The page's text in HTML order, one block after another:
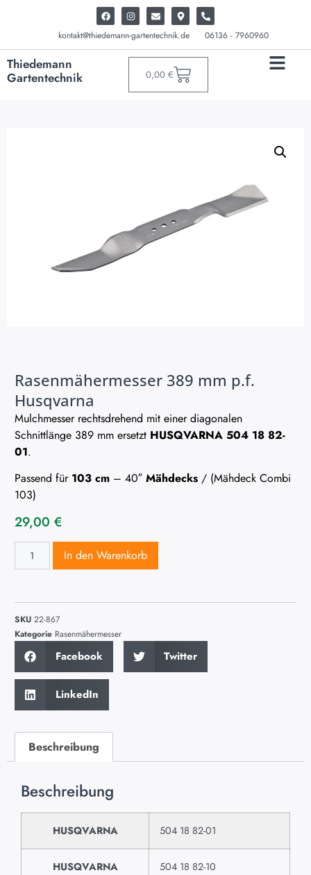
kontakt@thiedemann-gartentechnik.de 06136 - 7960960
Thiedemann
Gartentechnik
0,00 €
Rasenmähermesser 389 mm p.f.
Husqvarna
Mulchmesser rechtsdrehend mit einer diagonalen
Schnittlänge 389 mm ersetzt HUSQVARNA 504 18 82-
01.
Passend für 103 cm – 40″ Mähdecks / (Mähdeck Combi
103)
29,00 €
In den Warenkorb
SKU 22-867
Kategorie Rasenmähermesser
Facebook Twitter
LinkedIn
Beschreibung
Beschreibung
HUSQVARNA 504 18 82-01
HUSQVARNA 504 18 82-10